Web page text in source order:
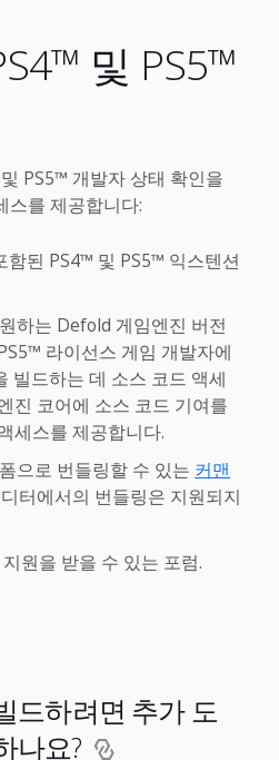
및 PS5™
PS5™ 개발자 상태 확인을
스를 제공합니다:
함된 PS4™ 및 PS5™ 익스텐션
하는 Defold 게임엔진 버전
라이선스 게임 개발자에
빌드하는 데 소스 코드 액세
진 코어에 소스 코드 기여를
세스를 제공합니다.
으로 번들링할 수 있는 커맨
터에서의 번들링은 지원되지
원을 받을 수 있는 포럼.
드하려면 추가 도
나요?